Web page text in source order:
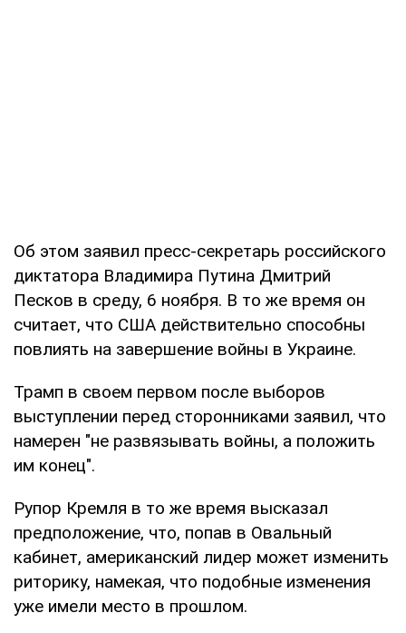
Об этом заявил пресс-секретарь российского
диктатора Владимира Путина Дмитрий
Песков в среду, 6 ноября. В то же время он
считает, что США действительно способны
повлиять на завершение войны в Украине.
Трамп в своем первом после выборов
выступлении перед сторонниками заявил, что
намерен "не развязывать войны, а положить
им конец".
Рупор Кремля в то же время высказал
предположение, что, попав в Овальный
кабинет, американский лидер может изменить
риторику, намекая, что подобные изменения
уже имели место в прошлом.